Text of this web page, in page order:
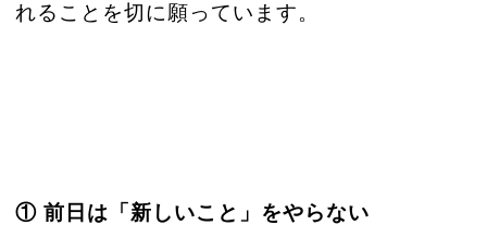
れることを切に願っています。
① 前日は「新しいこと」をやらない